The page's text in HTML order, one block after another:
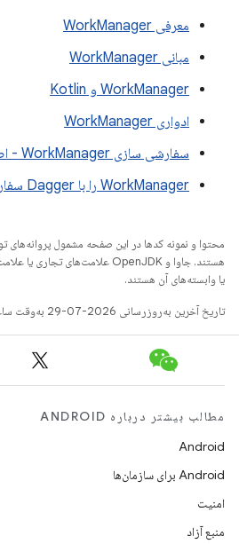
معرفی WorkManager
مبانی WorkManager
WorkManager و Kotlin
ادواری WorkManager
سفارشی سازی WorkManager - اصول
WorkManager را با Dagger سفارشی کنید
محتوا و نمونه کدها در این صفحه مشمول
یا وابسته‌های آن هستند.
تاریخ آخرین به‌روزرسانی 2026-07-29 به‌وقت ساعت هماهنگ جهانی.
مطالب بیشتر درباره ANDROID
Android
Android برای سازمان‌ها
امنیت
منبع آزاد